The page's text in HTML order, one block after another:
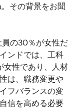
その背景をお聞
の30％が女性だ
ンドでは、工科
女性であり、人材
は、職務変更や
フバランスの変
信を高める必要